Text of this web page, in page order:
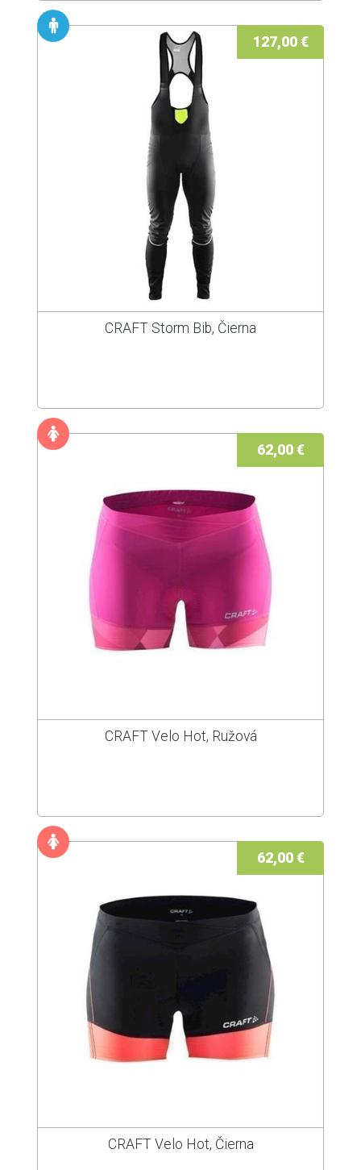
127,00 €
CRAFT Storm Bib, Čierna
62,00 €
CRAFT Velo Hot, Ružová
62,00 €
CRAFT Velo Hot, Čierna